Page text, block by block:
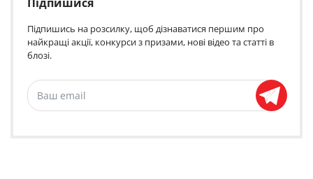
Підпишись на розсилку, щоб дізнаватися першим про
найкращі акції, конкурси з призами, нові відео та статті в
блозі.